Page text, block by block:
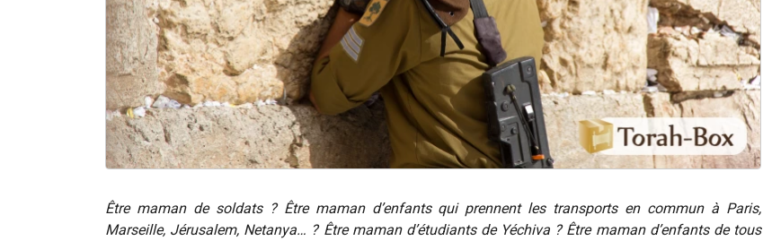
Être maman de soldats ? Être maman d’enfants qui prennent les transports en commun à Paris,
Marseille, Jérusalem, Netanya… ? Être maman d’étudiants de Yéchiva ? Être maman d’enfants de tous